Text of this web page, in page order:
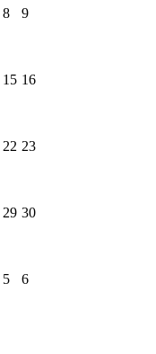
8 9
15 16
22 23
29 30
5
6